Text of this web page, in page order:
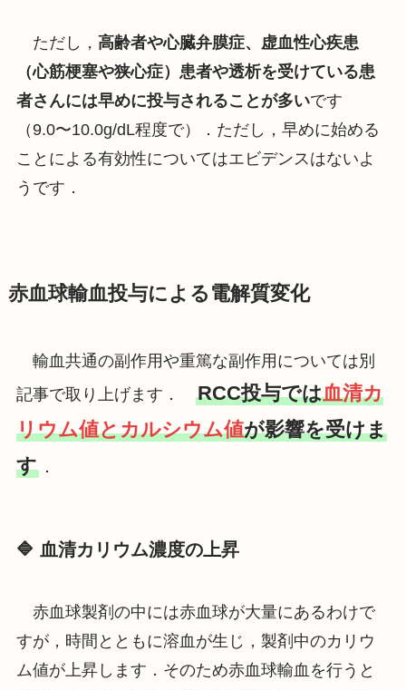
ただし， 高齢者や心臓弁膜症、虚血性心疾患
（心筋梗塞や狭心症）患者や透析を受けている患
者さんには早めに投与されることが多いです
（9.0〜10.0g/dL程度で）．ただし，早めに始める
ことによる有効性についてはエビデンスはないよ
うです．
赤血球輸血投与による電解質変化
輸血共通の副作用や重篤な副作用については別
記事で取り上げます． RCC投与では血清カ
リウム値とカルシウム値が影響を受けま
す．
🔷 血清カリウム濃度の上昇
赤血球製剤の中には赤血球が大量にあるわけで
すが，時間とともに溶血が生じ，製剤中のカリウ
ム値が上昇します．そのため赤血球輸血を行うと